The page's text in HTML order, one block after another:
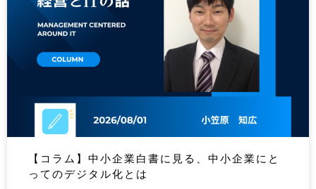
【コラム】中小企業白書に見る、中小企業にと
ってのデジタル化とは